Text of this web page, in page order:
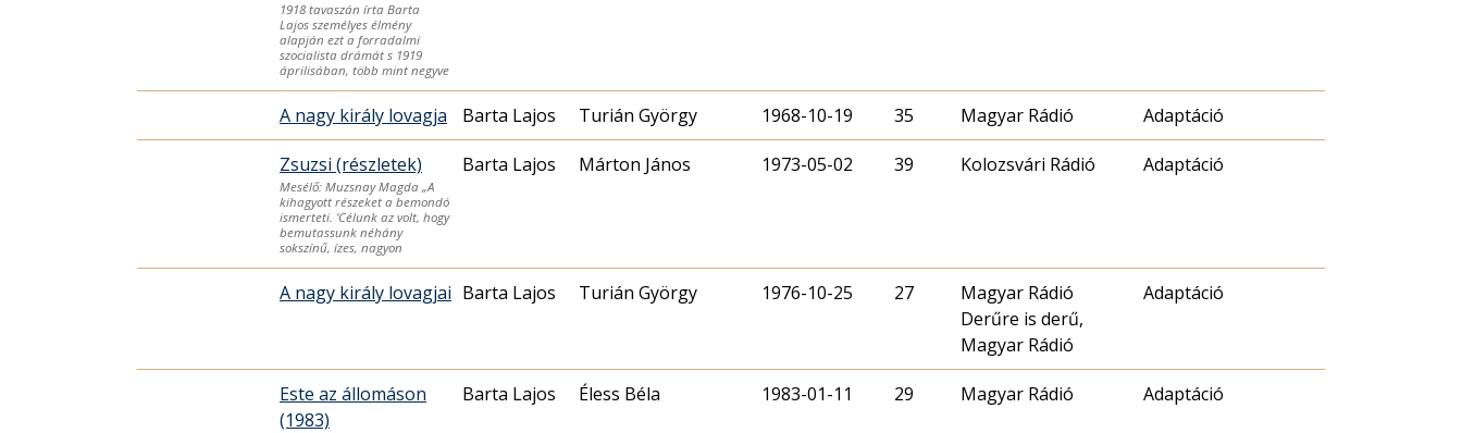
1918 tavaszán írta Barta
Lajos személyes élmény
alapján ezt a forradalmi
szocialista drámát s 1919
áprilisában, több mint negyve
A nagy király lovagja Barta Lajos Turián György 1968-10-19 35 Magyar Rádió Adaptáció
Zsuzsi (részletek)
Mesélő: Muzsnay Magda „A
kihagyott részeket a bemondó
ismerteti. ‘Célunk az volt, hogy
bemutassunk néhány
sokszínű, ízes, nagyon
Barta Lajos Márton János 1973-05-02 39 Kolozsvári Rádió Adaptáció
A nagy király lovagjai Barta Lajos Turián György 1976-10-25 27
Magyar Rádió
Derűre is derű,
Magyar Rádió
Adaptáció
Este az állomáson
(1983)
Barta Lajos Éless Béla 1983-01-11 29 Magyar Rádió Adaptáció